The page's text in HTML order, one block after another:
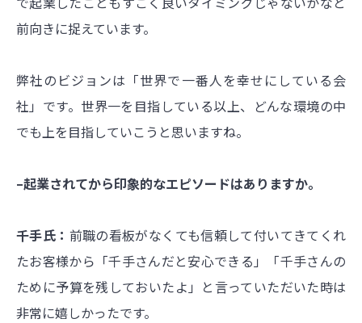
前向きに捉えています。
弊社のビジョンは「世界で一番人を幸せにしている会
社」です。世界一を目指している以上、どんな環境の中
でも上を目指していこうと思いますね。
–起業されてから印象的なエピソードはありますか。
千手氏： 前職の看板がなくても信頼して付いてきてくれ
たお客様から「千手さんだと安心できる」「千手さんの
ために予算を残しておいたよ」と言っていただいた時は
非常に嬉しかったです。